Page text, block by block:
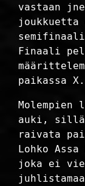
vastaan
Finaali
paikassa X.
auki,
raivata
Lohko
joka ei